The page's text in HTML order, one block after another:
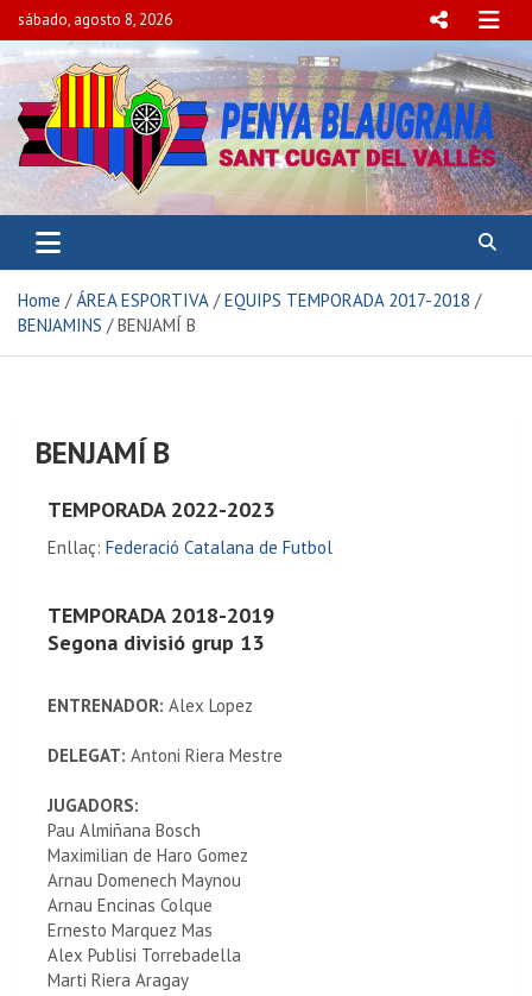
sábado, agosto 8, 2026
PENYA BLAUGRANA
SANT CUGAT DEL VALLÈS
Home ÁREA ESPORTIVA
EQUIPS TEMPORADA 2017-2018
BENJAMINS
BENJAMÍ B
BENJAMÍ B
TEMPORADA 2022-2023
Enllaç: Federació Catalana de Futbol
TEMPORADA 2018-2019
Segona divisió grup 13
ENTRENADOR: Alex Lopez
DELEGAT: Antoni Riera Mestre
JUGADORS:
Pau Almiñana Bosch
Maximilian de Haro Gomez
Arnau Domenech Maynou
Arnau Encinas Colque
Ernesto Marquez Mas
Alex Publisi Torrebadella
Marti Riera Aragay